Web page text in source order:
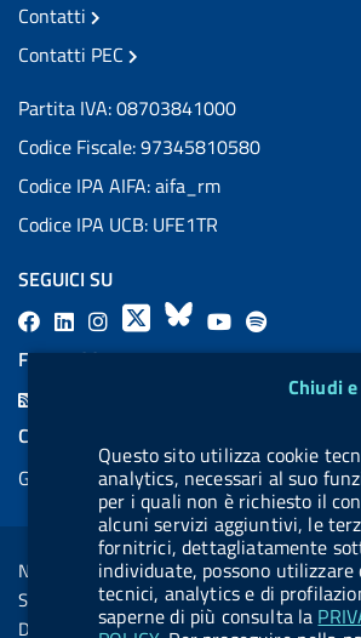
Chiudi
Questo sito utilizza cookie
analytics, necessari al suo
per i quali non è richiesto il
alcuni servizi aggiuntivi, le
fornitrici, dettagliatamente
individuate, possono utilizzare
tecnici, analytics e di
saperne di più consulta la
Contatti
Contatti PEC
Partita IVA: 08703841000
Codice Fiscale: 97345810580
Codice IPA AIFA: aifa_rm
Codice IPA UCB: UFE1TR
SEGUICI SU
F
a
L
i
a
l
.
b
u
t
t
X
B
l
s
k
y
Y
o
u
b
e
l
a
l
.
b
u
t
t
FEED RSS
COOKIES
Gestione cookie
Sezione Link Utili
Note legali
Social Media Policy
Dichiarazione di accessibilità